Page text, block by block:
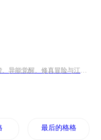
这是一部融合了校园逆袭、异能觉醒、修真冒险与江湖恩怨的热血成长故事。出身贫寒的农村少年谢啸天，凭借优异成绩考入全国重点高中夏岩学院，却不料踏入了一个充斥暴力与帮派的黑暗泥沼。食堂拒蛮遭欺凌、被逼跳崖逢奇遇，他误食来自艾尔星球的云霄子，意...
最后的格格